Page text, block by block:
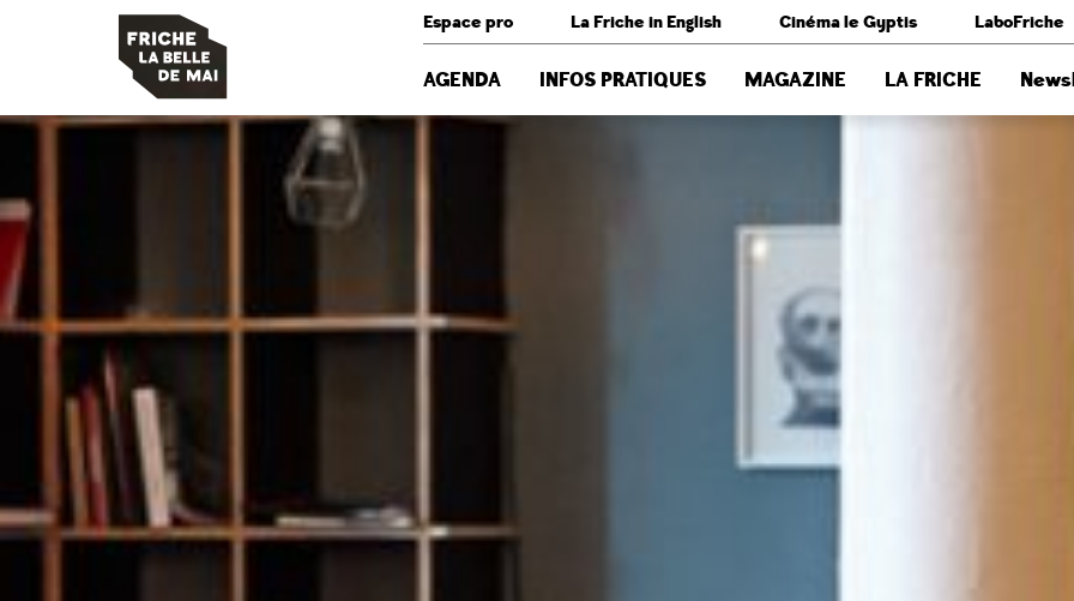
Espace pro La Friche in English Cinéma le Gyptis LaboFriche
AGENDA INFOS PRATIQUES MAGAZINE LA FRICHE
Panneau de gestion des cookies